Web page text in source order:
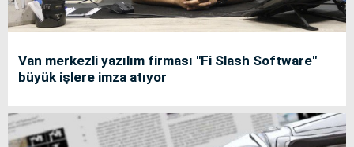
Van merkezli yazılım firması "Fi Slash Software"
büyük işlere imza atıyor